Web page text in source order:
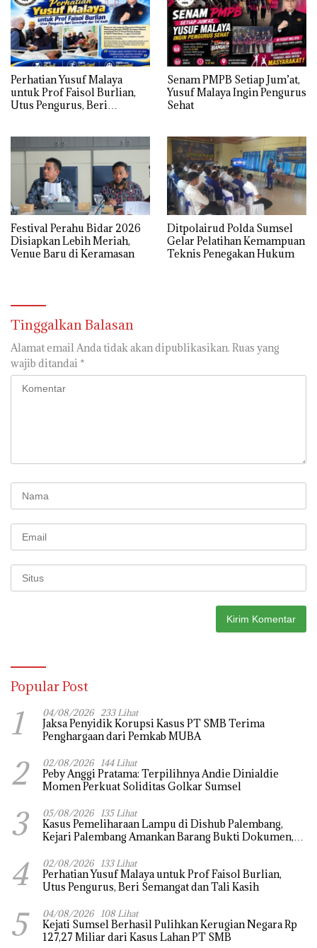
Perhatian Yusuf Malaya
untuk Prof Faisol Burlian,
Utus Pengurus, Beri
Senam PMPB Setiap Jum’at,
Yusuf Malaya Ingin Pengurus
Sehat
Festival Perahu Bidar 2026
Disiapkan Lebih Meriah,
Venue Baru di Keramasan
Ditpolairud Polda Sumsel
Gelar Pelatihan Kemampuan
Teknis Penegakan Hukum
Tinggalkan Balasan
Alamat email Anda tidak akan dipublikasikan. Ruas yang
wajib ditandai *
Popular Post
1 04/08/2026 233 Lihat
Jaksa Penyidik Korupsi Kasus PT SMB Terima
Penghargaan dari Pemkab MUBA
2 02/08/2026 144 Lihat
Peby Anggi Pratama: Terpilihnya Andie Dinialdie
Momen Perkuat Soliditas Golkar Sumsel
3 05/08/2026 135 Lihat
Kasus Pemeliharaan Lampu di Dishub Palembang,
Kejari Palembang Amankan Barang Bukti Dokumen,
4 02/08/2026 133 Lihat
Perhatian Yusuf Malaya untuk Prof Faisol Burlian,
Utus Pengurus, Beri Semangat dan Tali Kasih
5 04/08/2026 108 Lihat
Kejati Sumsel Berhasil Pulihkan Kerugian Negara Rp
127,27 Miliar dari Kasus Lahan PT SMB